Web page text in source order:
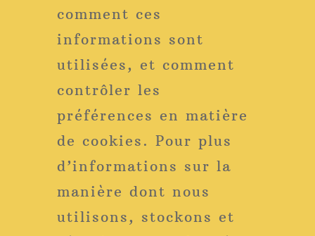
comment ces
informations sont
utilisées, et comment
contrôler les
préférences en matière
de cookies. Pour plus
d’informations sur la
manière dont nous
utilisons, stockons et